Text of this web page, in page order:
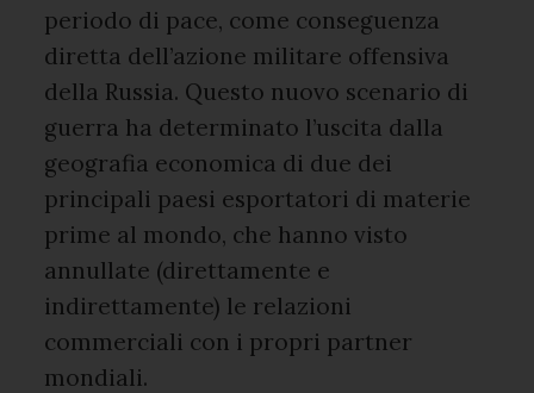
periodo di pace, come conseguenza
diretta dell’azione militare offensiva
della Russia. Questo nuovo scenario di
guerra ha determinato l’uscita dalla
geografia economica di due dei
principali paesi esportatori di materie
prime al mondo, che hanno visto
annullate (direttamente e
indirettamente) le relazioni
commerciali con i propri partner
mondiali.